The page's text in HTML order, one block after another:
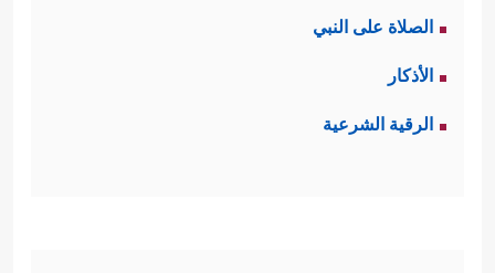
الصلاة على النبي
الأذكار
الرقية الشرعية